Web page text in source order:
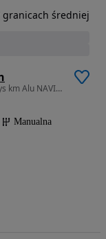
1364 cm3 • 120 KM • Opel Meriva 1.4Turbo 146tys km Alu NAVI Klimatronik 2xPDC
Manualna
granicach średniej